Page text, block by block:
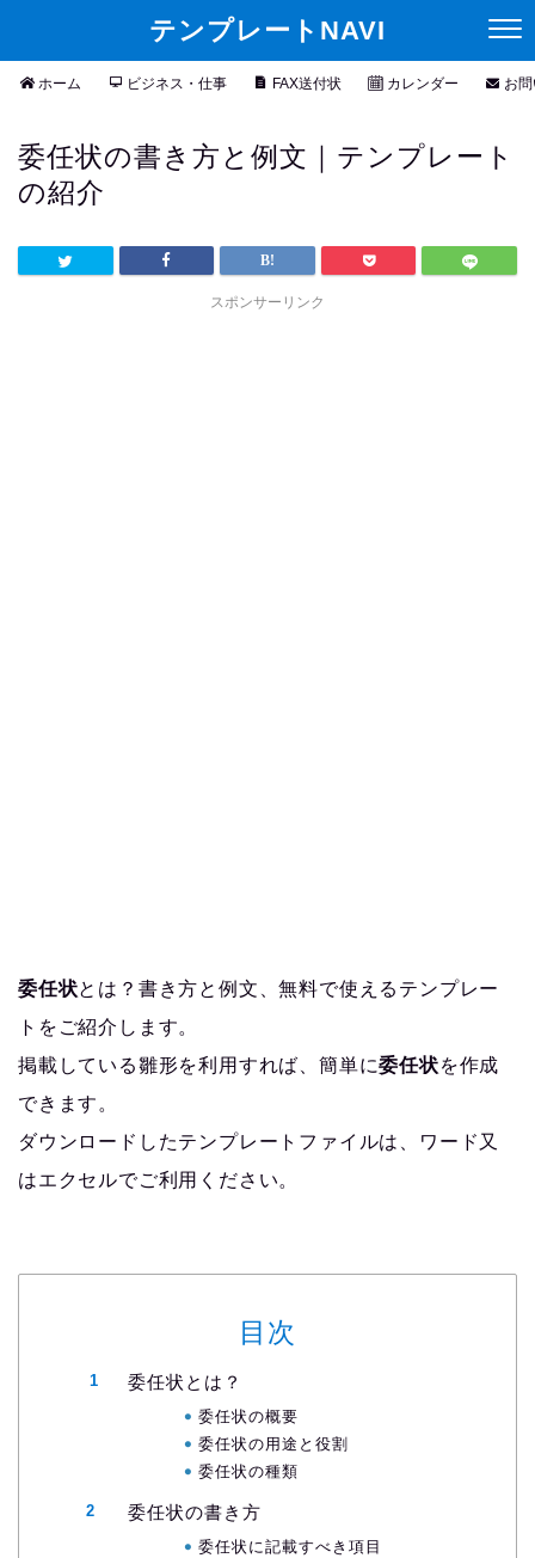
テンプレートNAVI
ホーム ビジネス・仕事 FAX送付状 カレンダー お
委任状の書き方と例文｜テンプレート
の紹介
スポンサーリンク
委任状とは？書き方と例文、無料で使えるテンプレー
トをご紹介します。
掲載している雛形を利用すれば、簡単に委任状を作成
できます。
ダウンロードしたテンプレートファイルは、ワード又
はエクセルでご利用ください。
目次
委任状とは？
委任状の概要
委任状の用途と役割
委任状の種類
委任状の書き方
委任状に記載すべき項目